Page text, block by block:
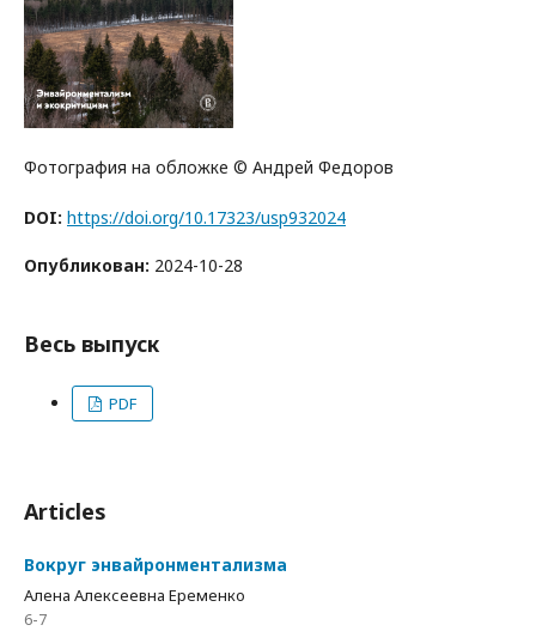
Фотография на обложке © Андрей Федоров
DOI: https://doi.org/10.17323/usp932024
Опубликован: 2024-10-28
Весь выпуск
PDF
Articles
Вокруг энвайронментализма
Алена Алексеевна Еременко
6-7